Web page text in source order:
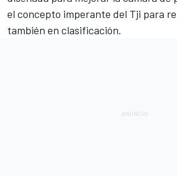
el concepto imperante del Tji para
también en clasificación.